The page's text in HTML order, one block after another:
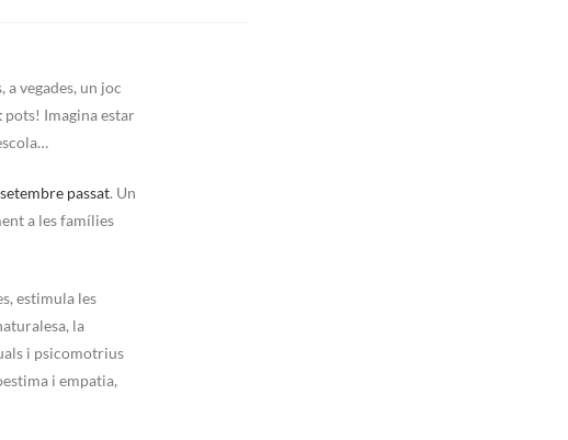
vegades, un joc
pots! Imagina estar
passat. Un
a les famílies
estimula les
la
i psicomotrius
i empatia,